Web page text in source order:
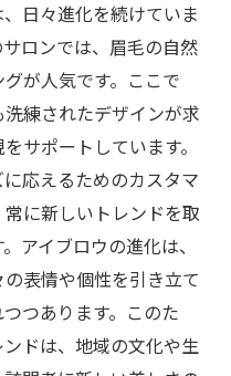
日々進化を続けていま
ロンでは、眉毛の自然
が人気です。ここで
練されたデザインが求
サポートしています。
応えるためのカスタマ
に新しいトレンドを取
アイブロウの進化は、
表情や個性を引き立て
つあります。このた
ドは、地域の文化や生